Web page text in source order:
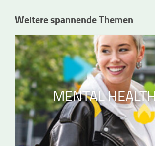
Weitere spannende Themen
MENTAL